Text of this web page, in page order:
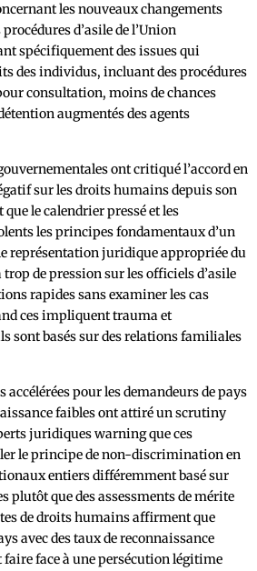
les nouveaux changements
d’asile de l’Union
spécifiquement des issues qui
des individus, incluant des procédures
consultation, moins de chances
augmentés des agents
ont critiqué l’accord en
sur les droits humains depuis son
le calendrier pressé et les
les principes fondamentaux d’un
représentation juridique appropriée du
trop de pression sur les officiels d’asile
rapides sans examiner les cas
ces impliquent trauma et
sont basés sur des relations familiales
accélérées pour les demandeurs de pays
faibles ont attiré un scrutiny
juridiques warning que ces
le principe de non-discrimination en
entiers différemment basé sur
plutôt que des assessments de mérite
de droits humains affirment que
avec des taux de reconnaissance
face à une persécution légitime